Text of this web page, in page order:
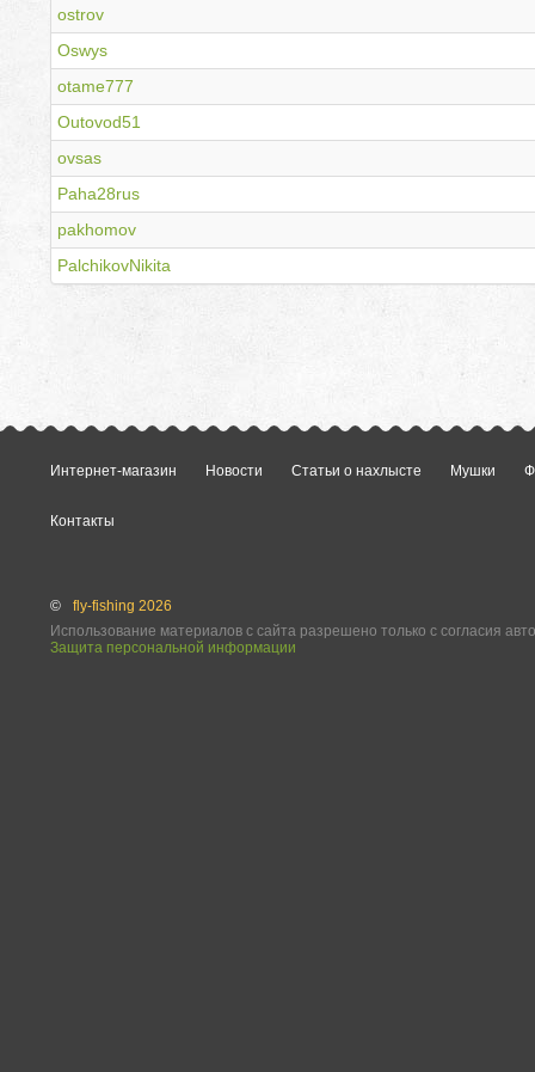
ostrov
Oswys
otame777
Outovod51
ovsas
Paha28rus
pakhomov
PalchikovNikita
Интернет-магазин Новости Статьи о нахлысте Мушки
Контакты
©
fly-fishing 2026
Использование материалов с сайта разрешено только с согласия
Защита персональной информации